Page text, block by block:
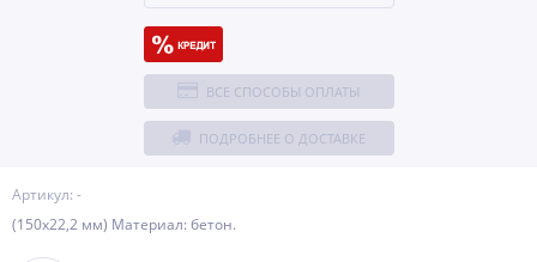
Артикул: -
(150х22,2 мм) Материал: бетон.
ВСЕ СПОСОБЫ ОПЛАТЫ
ПОДРОБНЕЕ О ДОСТАВКЕ